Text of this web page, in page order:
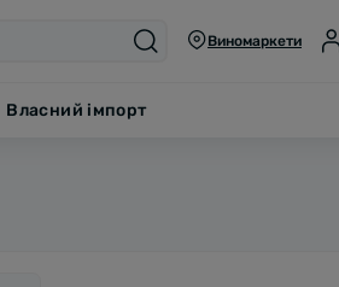
Виномаркети
Власний імпорт